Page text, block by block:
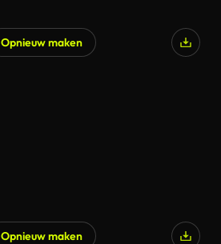
Opnieuw maken
Opnieuw maken